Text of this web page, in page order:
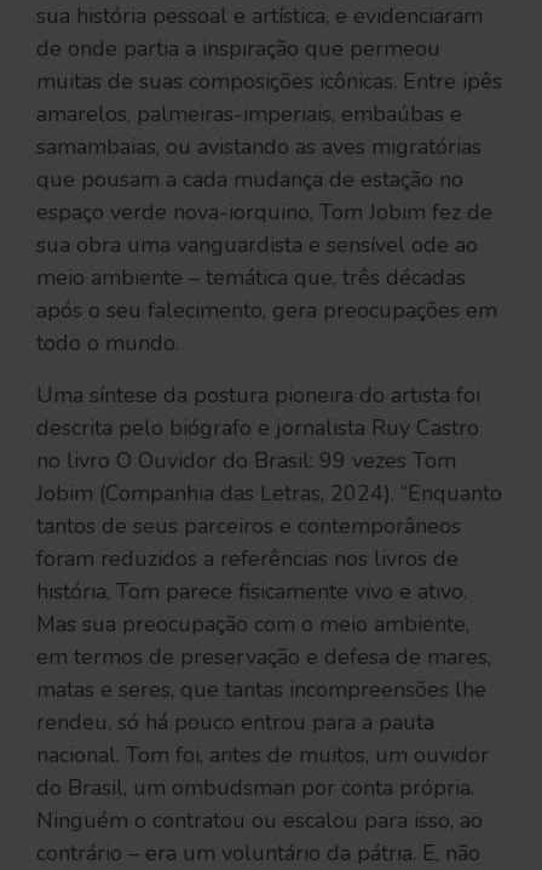
sua história pessoal e artística, e evidenciaram
de onde partia a inspiração que permeou
muitas de suas composições icônicas. Entre ipês
amarelos, palmeiras-imperiais, embaúbas e
samambaias, ou avistando as aves migratórias
que pousam a cada mudança de estação no
espaço verde nova-iorquino, Tom Jobim fez de
sua obra uma vanguardista e sensível ode ao
meio ambiente – temática que, três décadas
após o seu falecimento, gera preocupações em
todo o mundo.
Uma síntese da postura pioneira do artista foi
descrita pelo biógrafo e jornalista Ruy Castro
no livro O Ouvidor do Brasil: 99 vezes Tom
Jobim (Companhia das Letras, 2024). “Enquanto
tantos de seus parceiros e contemporâneos
foram reduzidos a referências nos livros de
história, Tom parece fisicamente vivo e ativo.
Mas sua preocupação com o meio ambiente,
em termos de preservação e defesa de mares,
matas e seres, que tantas incompreensões lhe
rendeu, só há pouco entrou para a pauta
nacional. Tom foi, antes de muitos, um ouvidor
do Brasil, um ombudsman por conta própria.
Ninguém o contratou ou escalou para isso, ao
contrário – era um voluntário da pátria. E, não